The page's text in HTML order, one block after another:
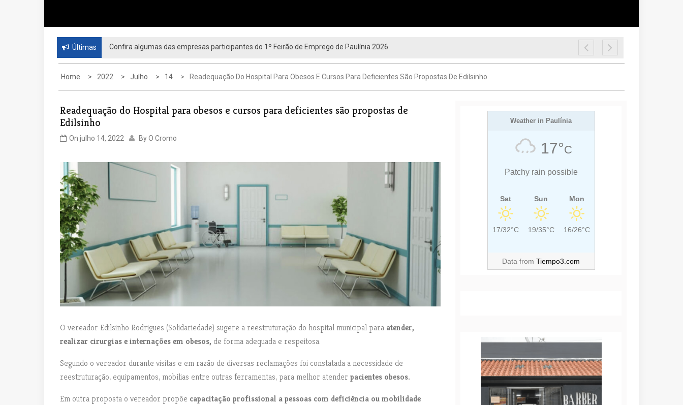
Últimas Confira algumas das empresas participantes do 1º Feirão de Emprego de Paulínia 2026
Home 2022 Julho 14 Readequação Do Hospital Para Obesos E Cursos Para Deficientes São Propostas De Edilsinho
Readequação do Hospital para obesos e cursos para deficientes são propostas de
Edilsinho
On julho 14, 2022 ByO Cromo
O vereador Edilsinho Rodrigues (Solidariedade) sugere a reestruturação do hospital municipal para atender,
realizar cirurgias e internações em obesos, de forma adequada e respeitosa.
Segundo o vereador durante visitas e em razão de diversas reclamações foi constatada a necessidade de
reestruturação, equipamentos, mobílias entre outras ferramentas, para melhor atender pacientes obesos.
Em outra proposta o vereador propõe capacitação profissional a pessoas com deficiência ou mobilidade
Weather in Paulínia
17°C
Patchy rain possible
Sat
17/32°C
Sun
19/35°C
Mon
16/26°C
Data fromTiempo3.com